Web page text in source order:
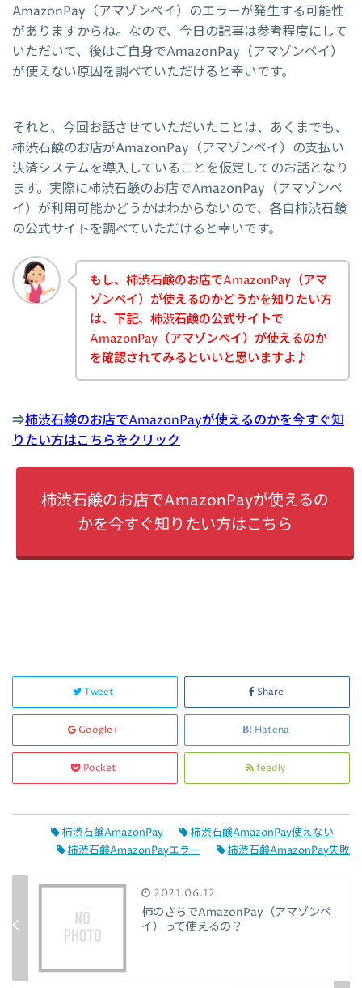
AmazonPay（アマゾンペイ）のエラーが発生する可能性
がありますからね。なので、今日の記事は参考程度にして
いただいて、後はご自身でAmazonPay（アマゾンペイ）
が使えない原因を調べていただけると幸いです。
それと、今回お話させていただいたことは、あくまでも、
柿渋石鹸のお店がAmazonPay（アマゾンペイ）の支払い
決済システムを導入していることを仮定してのお話となり
ます。実際に柿渋石鹸のお店でAmazonPay（アマゾンペ
イ）が利用可能かどうかはわからないので、各自柿渋石鹸
の公式サイトを調べていただけると幸いです。
もし、柿渋石鹸のお店でAmazonPay（アマ
ゾンペイ）が使えるのかどうかを知りたい方
は、下記、柿渋石鹸の公式サイトで
AmazonPay（アマゾンペイ）が使えるのか
を確認されてみるといいと思いますよ♪
⇒柿渋石鹸のお店でAmazonPayが使えるのかを今すぐ知
りたい方はこちらをクリック
柿渋石鹸のお店でAmazonPayが使えるの
かを今すぐ知りたい方はこちら
Tweet Share
Google+ Hatena
Pocket feedly
柿渋石鹸AmazonPay
柿渋石鹸AmazonPay使えない
柿渋石鹸AmazonPayエラー
柿渋石鹸AmazonPay失敗
2021.06.12
柿のさちでAmazonPay（アマゾンペ
イ）って使えるの？